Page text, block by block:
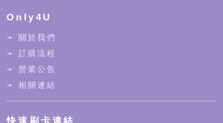
Only4U
➛ 關於我們
➛ 訂購流程
➛ 營業公告
➛ 相關連結
快速刷卡連結